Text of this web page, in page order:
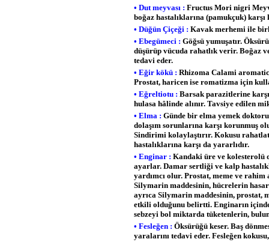
• Dut meyvası : Fructus Mori nigri
boğaz hastalıklarına (pamukçuk) karşı
• Düğün Çiçeği : Kavak merhemi ile
• Ebegümeci : Göğsü yumuşatır.
düşürüp vücuda rahatlık verir. Boğaz
tedavi eder.
• Eğir kökü : Rhizoma Calami
Prostat, haricen ise romatizma için
• Eğreltiotu : Barsak parazitlerine
hulasa hâlinde alınır. Tavsiye edilen
• Elma : Günde bir elma yemek
dolaşım sorunlarına karşı korunmuş
Sindirimi kolaylaştırır. Kokusu
hastalıklarına karşı da yararlıdır.
• Enginar : Kandaki üre ve kolesterolü
ayarlar. Damar sertliği ve kalp
yardımcı olur. Prostat, meme ve
Silymarin maddesinin, hücrelerin
ayrıca Silymarin maddesinin, prostat,
etkili olduğunu belirtti. Enginarın
sebzeyi bol miktarda tüketenlerin,
• Fesleğen : Öksürüğü keser. Baş
yaralarını tedavi eder. Fesleğen